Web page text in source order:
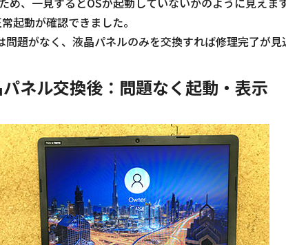
起動が確認できました。
題がなく、液晶パネルのみを交換すれば修理完了が見
ネル交換後：問題なく起動・表示